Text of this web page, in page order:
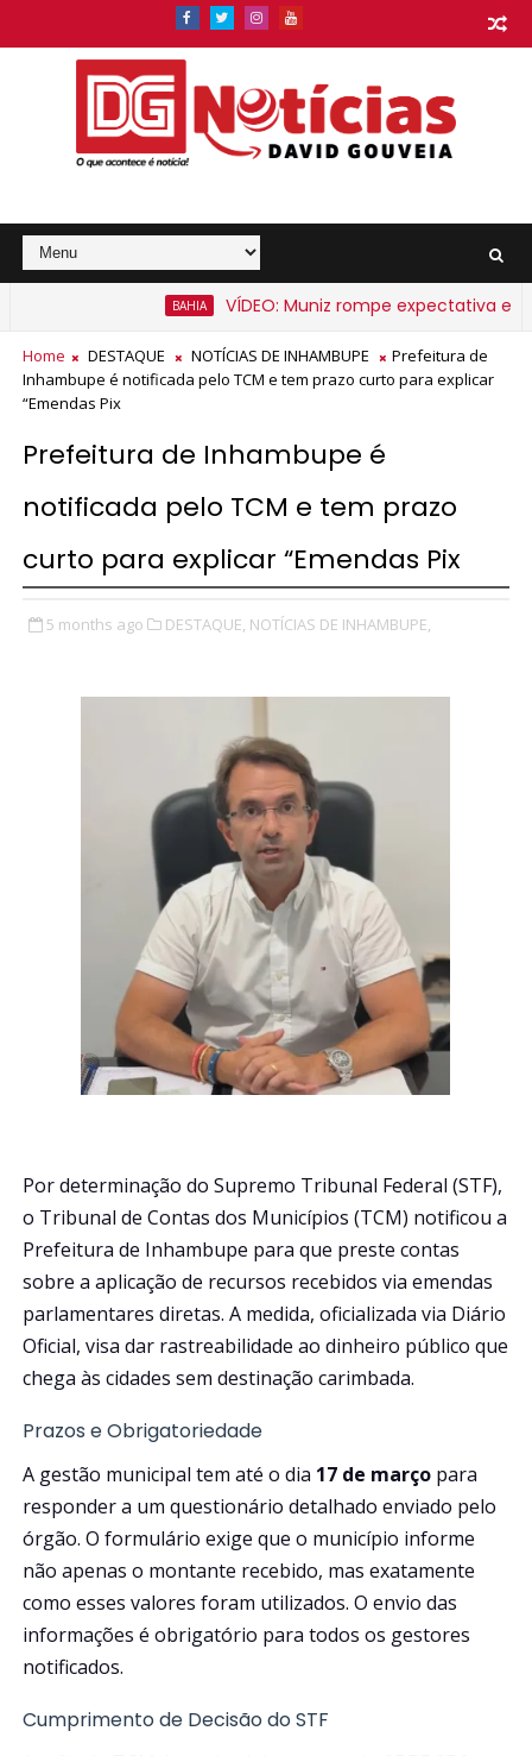
VÍDEO: Muniz rompe expectativa e
a partir de segunda-feira
Home DESTAQUE NOTÍCIAS DE INHAMBUPE
Prefeitura de
Inhambupe é notificada pelo TCM e tem prazo curto para explicar
“Emendas Pix
Prefeitura de Inhambupe é
notificada pelo TCM e tem prazo
curto para explicar “Emendas Pix
5 months ago DESTAQUE, NOTÍCIAS DE INHAMBUPE,
Por determinação do Supremo Tribunal Federal (STF),
o Tribunal de Contas dos Municípios (TCM) notificou a
Prefeitura de Inhambupe para que preste contas
sobre a aplicação de recursos recebidos via emendas
parlamentares diretas. A medida, oficializada via Diário
Oficial, visa dar rastreabilidade ao dinheiro público que
chega às cidades sem destinação carimbada.
Prazos e Obrigatoriedade
A gestão municipal tem até o dia 17 de marçopara
responder a um questionário detalhado enviado pelo
órgão. O formulário exige que o município informe
não apenas o montante recebido, mas exatamente
como esses valores foram utilizados. O envio das
informações é obrigatório para todos os gestores
notificados.
Cumprimento de Decisão do STF